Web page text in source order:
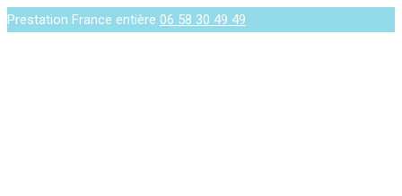
Prestation France entière 06 58 30 49 49